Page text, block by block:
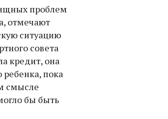
проблем
отмечают
ситуацию
совета
кредит, она
пока
смысле
бы быть